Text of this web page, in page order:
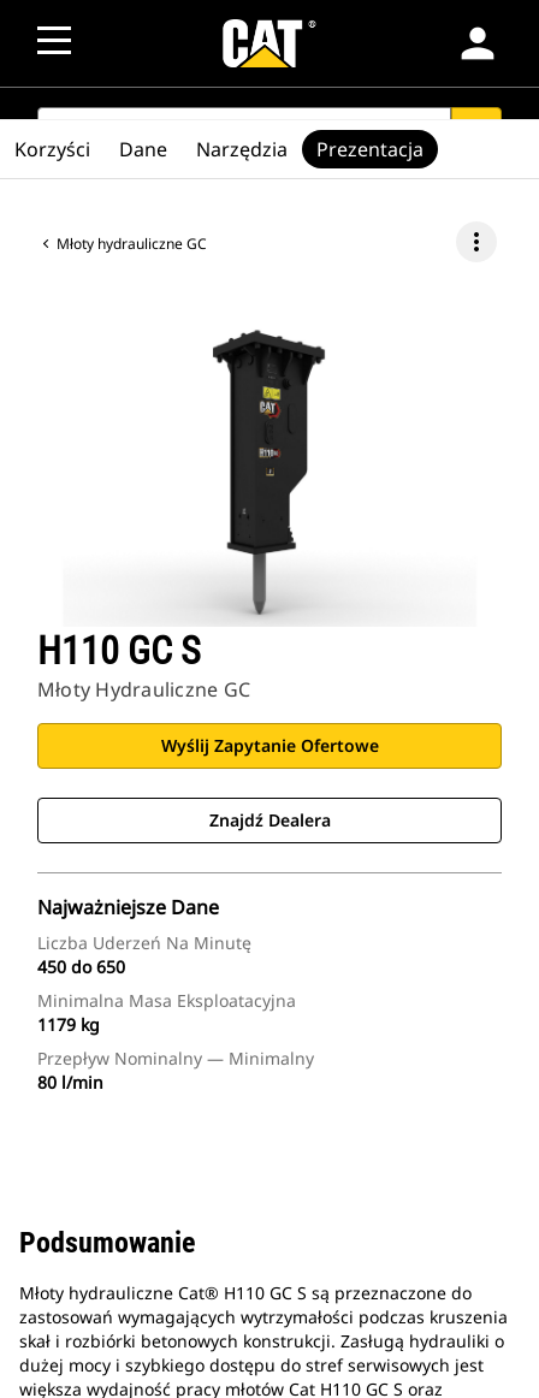
person
SEARCH
Młoty hydrauliczne GC more_vert
H110 GC S
Młoty Hydrauliczne GC
Wyślij Zapytanie Ofertowe
Znajdź Dealera
Najważniejsze Dane
Liczba Uderzeń Na Minutę
450 do 650
Minimalna Masa Eksploatacyjna
1179 kg
Przepływ Nominalny — Minimalny
80 l/min
Korzyści Dane Narzędzia Prezentacja
Podsumowanie
Młoty hydrauliczne Cat® H110 GC S są przeznaczone do
zastosowań wymagających wytrzymałości podczas kruszenia
skał i rozbiórki betonowych konstrukcji. Zasługą hydrauliki o
dużej mocy i szybkiego dostępu do stref serwisowych jest
większa wydajność pracy młotów Cat H110 GC S oraz